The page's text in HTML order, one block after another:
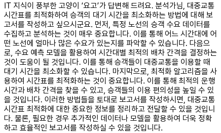
IT 지식이 풍부한 고양이 ‘요고’가 답변해 드려요. 분석가님, 대중교통
시간표를 최적화하여 승객의 대기 시간을 최소화하는 방법에 대해 보
고서를 작성하고 싶으시군요. 먼저, 특정 노선의 승객 수요 데이터를
수집하고 분석하는 것이 매우 중요합니다. 이를 통해 어느 시간대에 어
떤 노선에 얼마나 많은 수요가 있는지를 파악할 수 있습니다. 다음으
로, 수요 예측 모델을 활용하여 시간대별 최적의 배차 간격을 결정하는
것이 도움이 될 것입니다. 이를 통해 승객들이 대중교통을 이용할 때
대기 시간을 최소화할 수 있습니다. 마지막으로, 최적화 알고리즘을 사
용하여 시간표를 최적화하는 것이 중요합니다. 이를 통해 최적의 운행
시간과 배차 간격을 찾을 수 있고, 승객들의 이용 편의성을 높일 수 있
을 것입니다. 이러한 방법들을 토대로 보고서를 작성하시면, 대중교통
시간표 최적화에 대한 중요한 정보를 정리하고 전달할 수 있을 것입니
다. 물론, 필요한 경우 추가적인 데이터나 모델을 활용하여 더욱 정확
하고 효율적인 보고서를 작성하실 수 있을 것입니다.